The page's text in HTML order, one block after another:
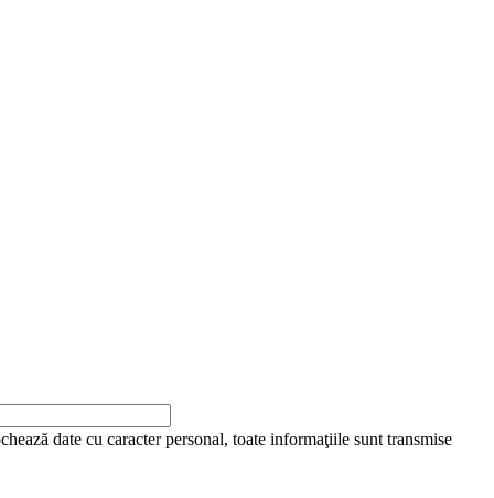
date cu caracter personal, toate informaţiile sunt transmise